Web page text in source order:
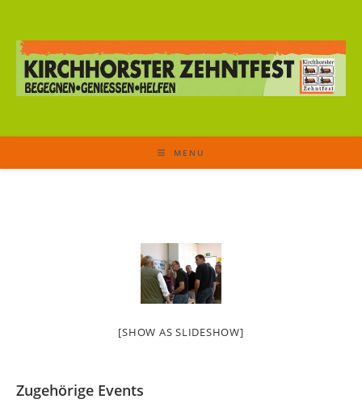
MENU
[SHOW AS SLIDESHOW]
Zugehörige Events